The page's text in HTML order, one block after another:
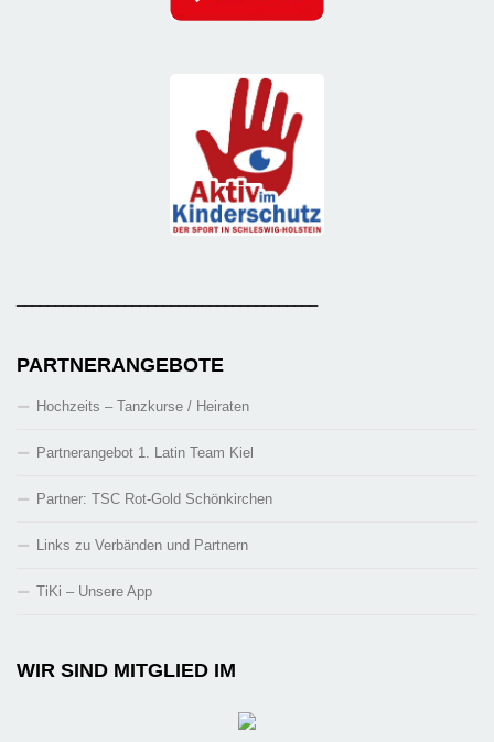
PARTNERANGEBOTE
Hochzeits – Tanzkurse / Heiraten
Partnerangebot 1. Latin Team Kiel
Partner: TSC Rot-Gold Schönkirchen
Links zu Verbänden und Partnern
TiKi – Unsere App
WIR SIND MITGLIED IM